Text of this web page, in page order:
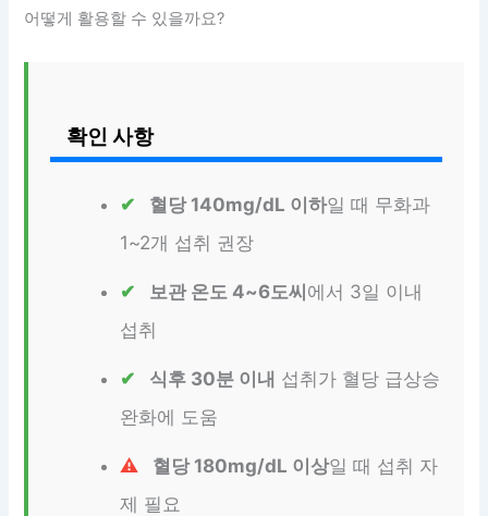
어떻게 활용할 수 있을까요?
확인 사항
혈당 140mg/dL 이하일 때 무화과
1~2개 섭취 권장
보관 온도 4~6도씨에서 3일 이내
섭취
식후 30분 이내 섭취가 혈당 급상승
완화에 도움
혈당 180mg/dL 이상일 때 섭취 자
제 필요